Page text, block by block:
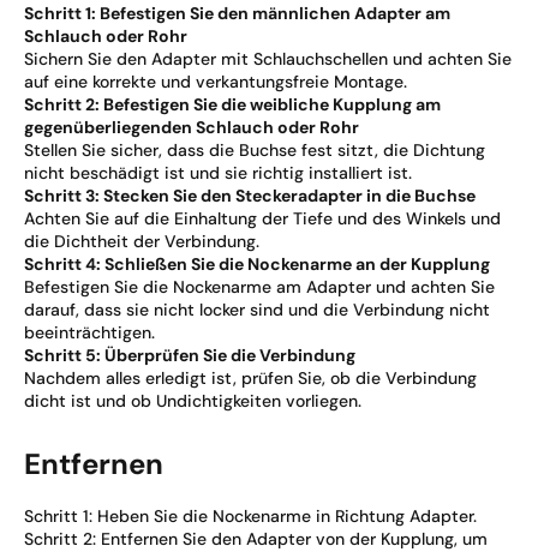
Schritt 1: Befestigen Sie den männlichen Adapter am
Schlauch oder Rohr
Sichern Sie den Adapter mit Schlauchschellen und achten Sie
auf eine korrekte und verkantungsfreie Montage.
Schritt 2: Befestigen Sie die weibliche Kupplung am
gegenüberliegenden Schlauch oder Rohr
Stellen Sie sicher, dass die Buchse fest sitzt, die Dichtung
nicht beschädigt ist und sie richtig installiert ist.
Schritt 3: Stecken Sie den Steckeradapter in die Buchse
Achten Sie auf die Einhaltung der Tiefe und des Winkels und
die Dichtheit der Verbindung.
Schritt 4: Schließen Sie die Nockenarme an der Kupplung
Befestigen Sie die Nockenarme am Adapter und achten Sie
darauf, dass sie nicht locker sind und die Verbindung nicht
beeinträchtigen.
Schritt 5: Überprüfen Sie die Verbindung
Nachdem alles erledigt ist, prüfen Sie, ob die Verbindung
dicht ist und ob Undichtigkeiten vorliegen.
Entfernen
Schritt 1: Heben Sie die Nockenarme in Richtung Adapter.
Schritt 2: Entfernen Sie den Adapter von der Kupplung, um